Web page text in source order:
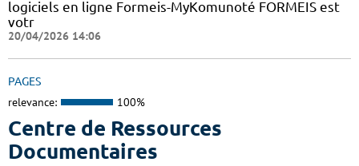
logiciels en ligne Formeis-MyKomunoté FORMEIS est
votr
20/04/2026 14:06
PAGES
relevance: 100%
Centre de Ressources
Documentaires